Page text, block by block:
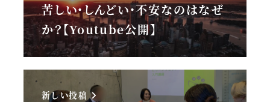
苦しい・しんどい・不安なのはなぜ
か？【Youtube公開】
新しい投稿